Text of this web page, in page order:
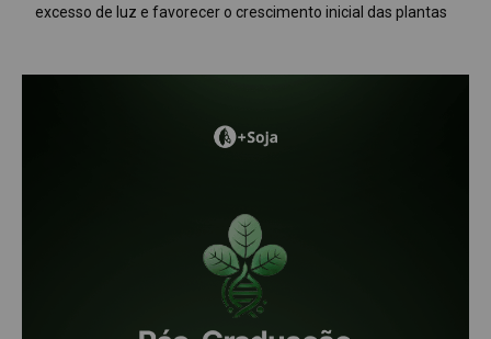
excesso de luz e favorecer o crescimento inicial das plantas